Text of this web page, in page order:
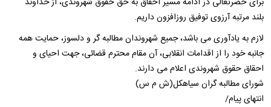
بلند مرتبه آرزوی توفیق روزافزون داریم.
لازم به یادآوری می باشد، جمیع شهروندان مطالبه گر و دلسوز، حمایت همه
جانبه خود را از اقدامات انقلابی، آن مقام محترم قضائی، جهت احیای و
احقاق حقوق شهروندی اعلام می دارند.
شورای مطالبه گران سیاهکل(ش م س)
انتهای پیام/